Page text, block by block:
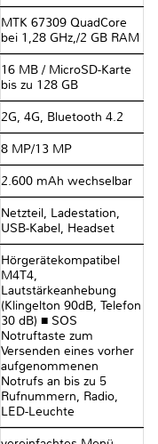
MTK 67309 QuadCore
bei 1,28 GHz,/2 GB RAM
16 MB / MicroSD-Karte
bis zu 128 GB
2G, 4G, Bluetooth 4.2
8 MP/13 MP
2.600 mAh wechselbar
Netzteil, Ladestation,
USB-Kabel, Headset
Hörgerätekompatibel
M4T4,
Lautstärkeanhebung
(Klingelton 90dB, Telefon
30 dB) ■ SOS
Notruftaste zum
Versenden eines vorher
aufgenommenen
Notrufs an bis zu 5
Rufnummern, Radio,
LED-Leuchte